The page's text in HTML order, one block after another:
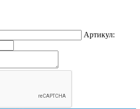
Артикул: